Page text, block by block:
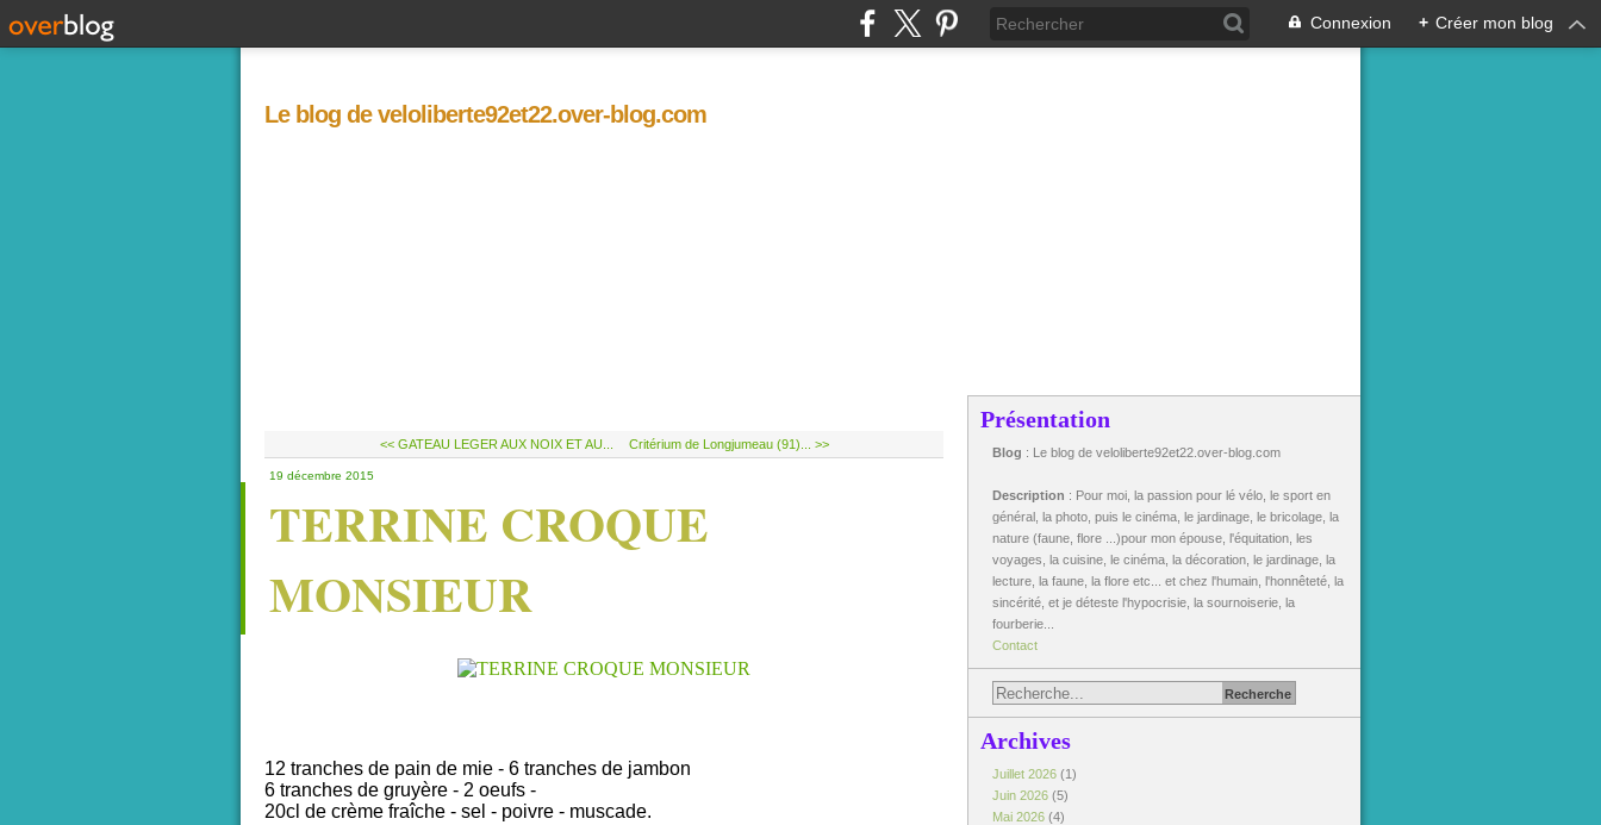
Connexion + Créer mon blog
Le blog de veloliberte92et22.over-blog.com
<< GATEAU LEGER AUX NOIX ET AU... Critérium de Longjumeau (91)... >>
19 décembre 2015
TERRINE CROQUE
MONSIEUR
12 tranches de pain de mie - 6 tranches de jambon
6 tranches de gruyère - 2 oeufs -
20cl de crème fraîche - sel - poivre - muscade.
Présentation
Blog : Le blog de veloliberte92et22.over-blog.com
Description : Pour moi, la passion pour lé vélo, le sport en
général, la photo, puis le cinéma, le jardinage, le bricolage, la
nature (faune, flore ...)pour mon épouse, l'équitation, les
voyages, la cuisine, le cinéma, la décoration, le jardinage, la
lecture, la faune, la flore etc... et chez l'humain, l'honnêteté, la
sincérité, et je déteste l'hypocrisie, la sournoiserie, la
fourberie...
Contact
Archives
Juillet 2026 (1)
Juin 2026 (5)
Mai 2026 (4)